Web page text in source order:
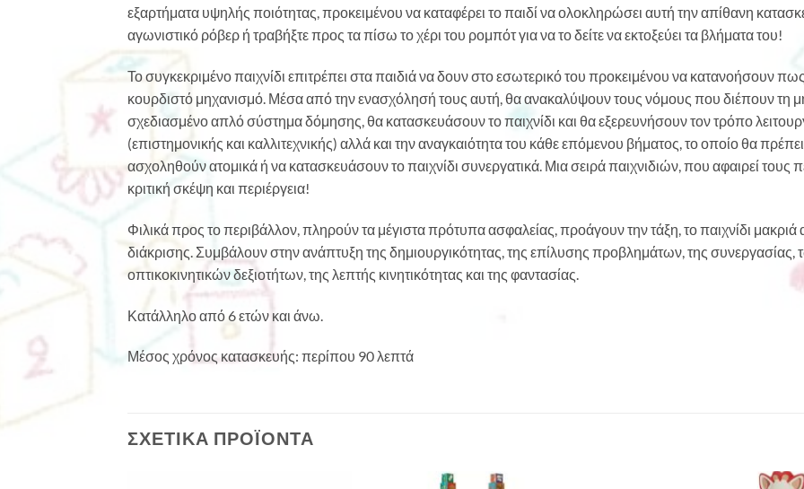
εξαρτήματα υψηλής ποιότητας, προκειμένου να καταφέρει το παιδί να ολοκληρώσει αυτή την απίθανη
αγωνιστικό ρόβερ ή τραβήξτε προς τα πίσω το χέρι του ρομπότ για να το δείτε να εκτοξεύει τα βλήματα του!
Το συγκεκριμένο παιχνίδι επιτρέπει στα παιδιά να δουν στο εσωτερικό του προκειμένου να κατανοήσουν
κουρδιστό μηχανισμό. Μέσα από την ενασχόλησή τους αυτή, θα ανακαλύψουν τους νόμους που διέπουν τη
σχεδιασμένο απλό σύστημα δόμησης, θα κατασκευάσουν το παιχνίδι και θα εξερευνήσουν τον τρόπο
(επιστημονικής και καλλιτεχνικής) αλλά και την αναγκαιότητα του κάθε επόμενου βήματος, το οποίο θα
ασχοληθούν ατομικά ή να κατασκευάσουν το παιχνίδι συνεργατικά. Μια σειρά παιχνιδιών, που αφαιρεί τους
κριτική σκέψη και περιέργεια!
Φιλικά προς το περιβάλλον, πληρούν τα μέγιστα πρότυπα ασφαλείας, προάγουν την τάξη, το παιχνίδι μακριά
διάκρισης. Συμβάλουν στην ανάπτυξη της δημιουργικότητας, της επίλυσης προβλημάτων, της συνεργασίας,
οπτικοκινητικών δεξιοτήτων, της λεπτής κινητικότητας και της φαντασίας.
Κατάλληλο από 6 ετών και άνω.
Μέσος χρόνος κατασκευής: περίπου 90 λεπτά
ΣΧΕΤΙΚΆ ΠΡΟΪΌΝΤΑ